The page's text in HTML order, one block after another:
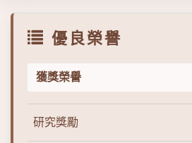
優良榮譽
獲獎榮譽
研究獎勵